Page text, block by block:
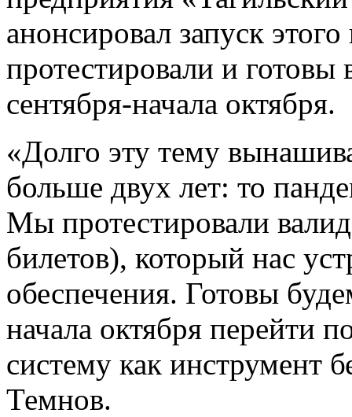
анонсировал запуск
протестировали и
сентября-начала октября.
«Долго эту тему
больше двух лет: то
Мы протестировали
билетов), который нас
обеспечения. Готовы
начала октября перейти
систему как инструмент
Темнов.